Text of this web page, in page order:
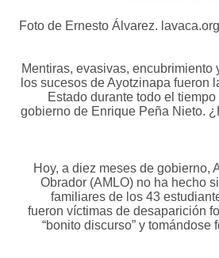
Foto de Ernesto Álvarez.
Mentiras, evasivas, encubrimiento
los sucesos de Ayotzinapa fueron
Estado durante todo el
gobierno de Enrique Peña Nieto.
Hoy, a diez meses de gobierno,
Obrador (AMLO) no ha hecho
familiares de los 43
fueron víctimas de desaparición
“bonito discurso” y tomándose